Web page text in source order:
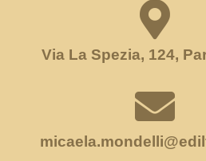
Via La Spezia, 124,